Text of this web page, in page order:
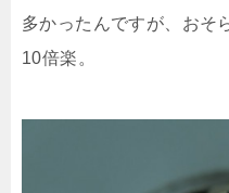
多かったんですが、おそ
10倍楽。